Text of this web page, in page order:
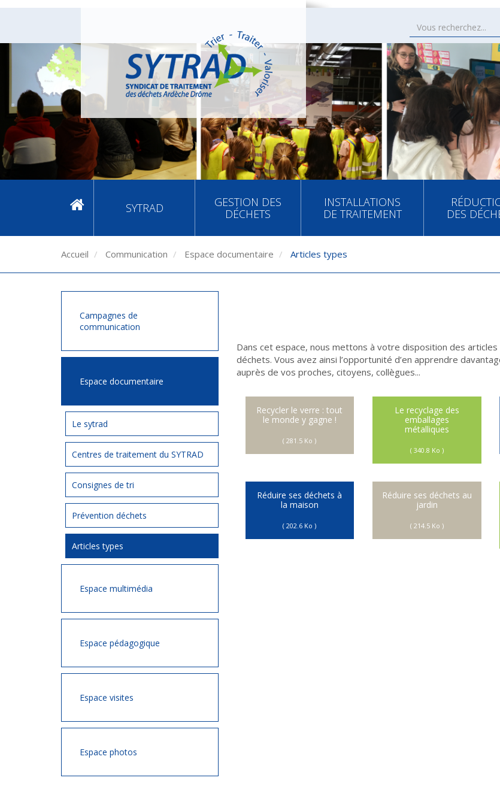
SYTRAD
GESTION DES
DÉCHETS
INSTALLATIONS
DE TRAITEMENT
DES
Accueil Communication Espace documentaire Articles types
Campagnes de
communication
Espace documentaire
Le sytrad
Centres de traitement du SYTRAD
Consignes de tri
Prévention déchets
Articles types
Espace multimédia
Espace pédagogique
Espace visites
Espace photos
Dans cet espace, nous mettons à votre disposition des
déchets. Vous avez ainsi l’opportunité d’en apprendre
auprès de vos proches, citoyens, collègues...
Recycler le verre : tout
le monde y gagne !
( 281.5 Ko )
Le recyclage des
emballages
métalliques
( 340.8 Ko )
Réduire ses déchets à
la maison
( 202.6 Ko )
Réduire ses déchets au
jardin
( 214.5 Ko )